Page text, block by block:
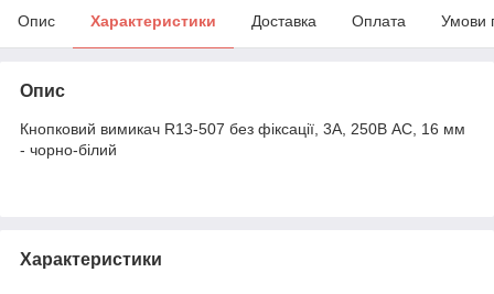
Опис Характеристики Доставка Оплата Умови
Опис
Кнопковий вимикач R13-507 без фіксації, 3А, 250В АС, 16 мм
- чорно-білий
Характеристики